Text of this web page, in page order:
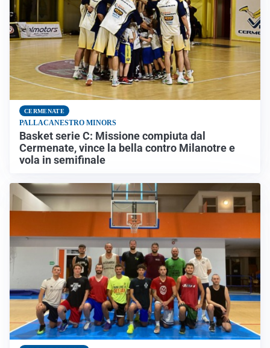
CERMENATE
PALLACANESTRO MINORS
Basket serie C: Missione compiuta dal
Cermenate, vince la bella contro Milanotre e
vola in semifinale